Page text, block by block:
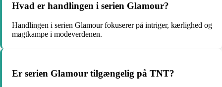
Hvad er handlingen i serien Glamour?
Handlingen i serien Glamour fokuserer på intriger, kærlighed og
magtkampe i modeverdenen.
Er serien Glamour tilgængelig på TNT?